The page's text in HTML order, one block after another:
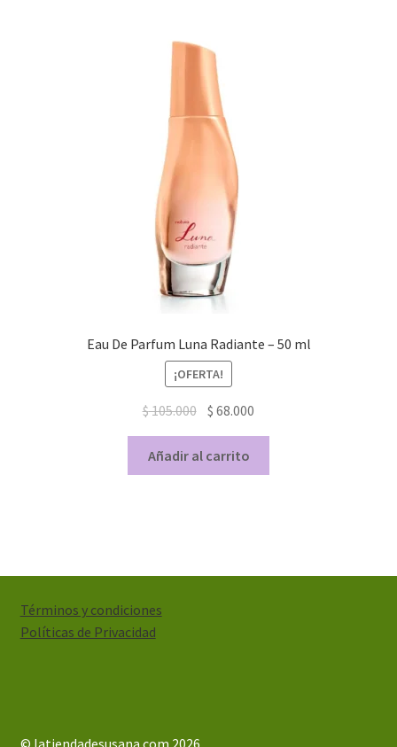
Eau De Parfum Luna Radiante – 50 ml
¡OFERTA!
$105.000 $ 68.000
Añadir al carrito
Términos y condiciones
Políticas de Privacidad
© latiendadesusana.com 2026